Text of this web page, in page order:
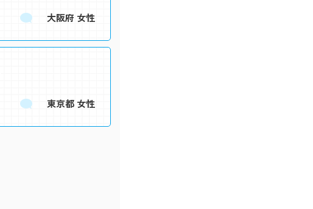
大阪府 女性
東京都 女性